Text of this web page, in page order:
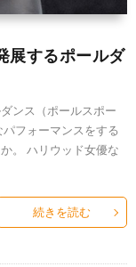
展するポールダ
ンス（ポールスポー
フォーマンスをする
。 ハリウッド女優な
続きを読む